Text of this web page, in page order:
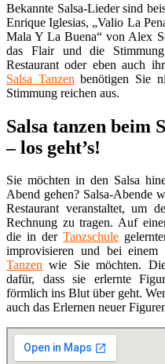
Bekannte Salsa-Lieder sind
Enrique Iglesias, „Valio La
Mala Y La Buena“ von Alex
das Flair und die
Restaurant oder eben auch
Salsa Tanzen benötigen Sie
Stimmung reichen aus.
Salsa tanzen beim
– los geht’s!
Sie möchten in den Salsa
Abend gehen? Salsa-Abende
Restaurant veranstaltet, um
Rechnung zu tragen. Auf
die in derTanzschule
improvisieren und bei
Tanzen wie Sie möchten.
dafür, dass sie erlernte
förmlich ins Blut über geht.
auch das Erlernen neuer